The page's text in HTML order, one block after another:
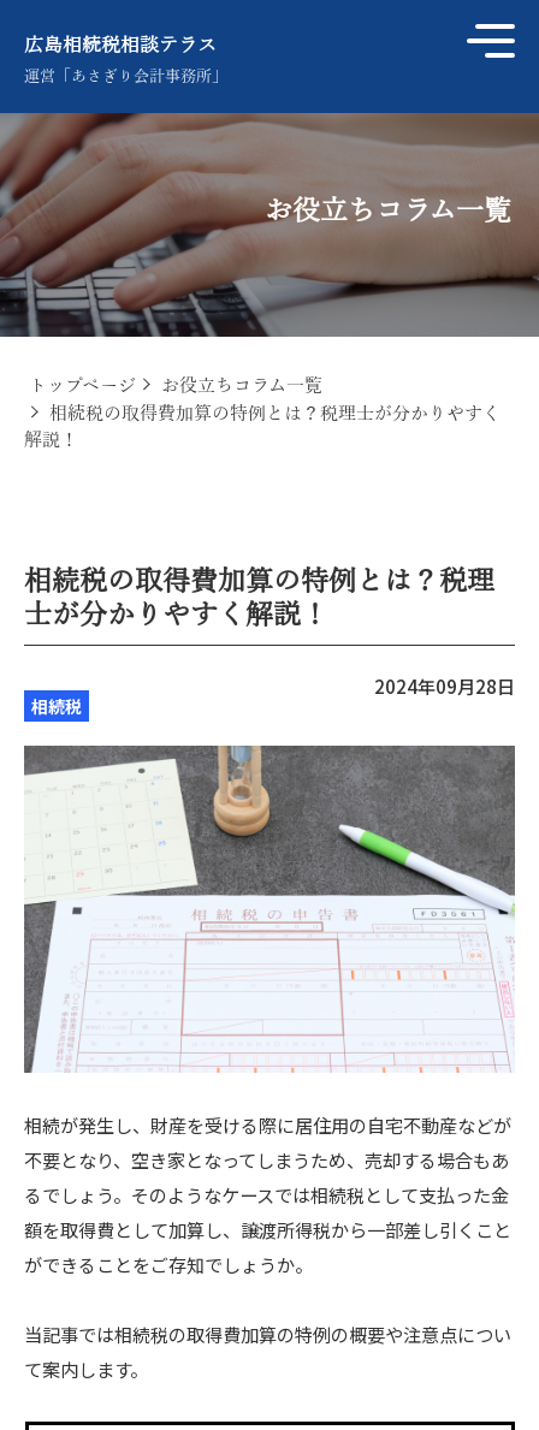
広島相続税相談テラス
運営「あさぎり会計事務所」
お役立ちコラム一覧
トップページ
お役立ちコラム一覧
相続税の取得費加算の特例とは？税理士が分かりやすく
解説！
相続税の取得費加算の特例とは？税理
士が分かりやすく解説！
2024年09月28日
相続税
相続が発生し、財産を受ける際に居住用の自宅不動産などが
不要となり、空き家となってしまうため、売却する場合もあ
るでしょう。そのようなケースでは相続税として支払った金
額を取得費として加算し、譲渡所得税から一部差し引くこと
ができることをご存知でしょうか。
当記事では相続税の取得費加算の特例の概要や注意点につい
て案内します。